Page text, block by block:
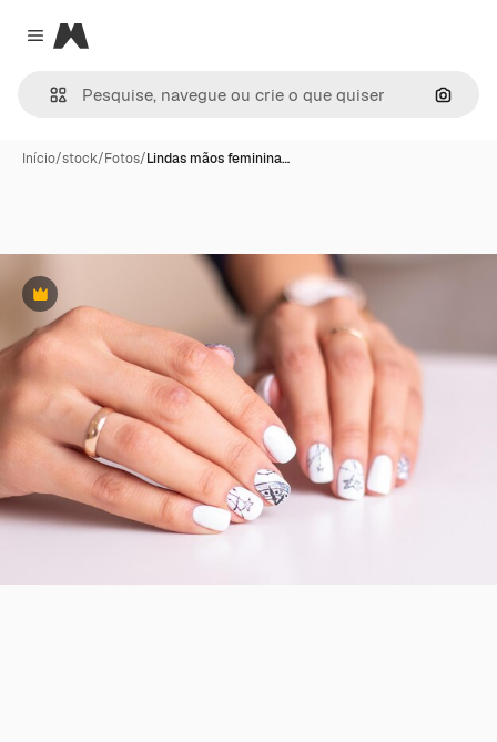
Close menu
Magnific
Início/stock/Fotos/Lindas mãos feminina…
Premium